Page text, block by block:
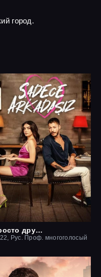
город.
Просто друзья
Рус. Проф. многоголосый